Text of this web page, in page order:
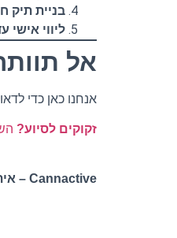
בניית תיק
ליווי אישי
אל
אנחנו כאן כדי
זקוקים לסיוע?
Cannactive – איתכם גם במאבק על הזכויות שלכם.